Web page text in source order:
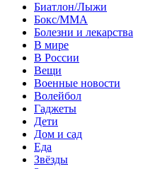
Биатлон/Лыжи
Бокс/MMA
Болезни и лекарства
В мире
В России
Вещи
Военные новости
Волейбол
Гаджеты
Дети
Дом и сад
Еда
Звёзды